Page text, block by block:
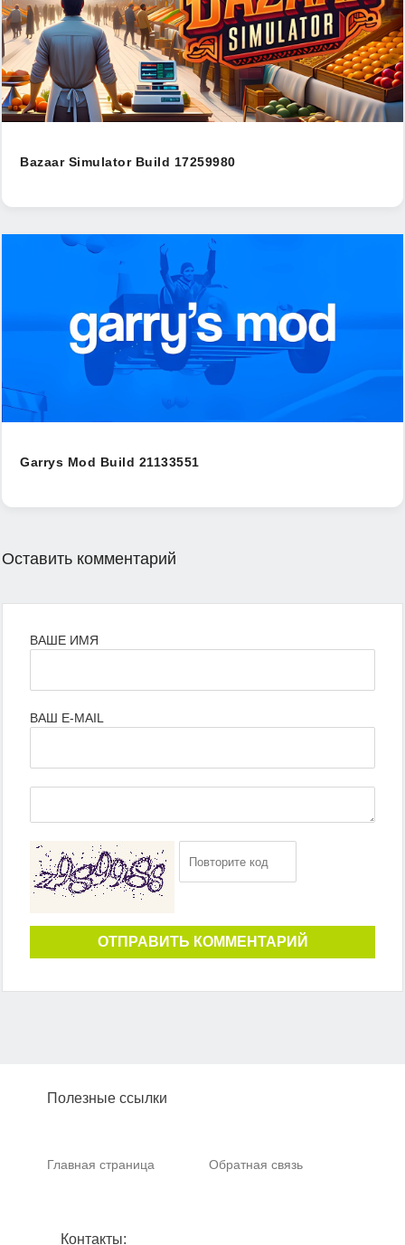
Bazaar Simulator Build 17259980
Garrys Mod Build 21133551
Оставить комментарий
ВАШЕ ИМЯ
ВАШ E-MAIL
ОТПРАВИТЬ КОММЕНТАРИЙ
Полезные ссылки
Главная страница Обратная связь
Контакты: